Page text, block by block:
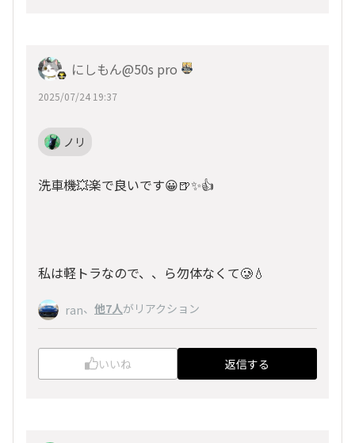
にしもん@50s pro
2025/07/24 19:37
ノリ
洗車機💥楽で良いです😀🍺✨👍
私は軽トラなので、、ら勿体なくて🥲💧
ran、 他7人がリアクション
いいね 返信する